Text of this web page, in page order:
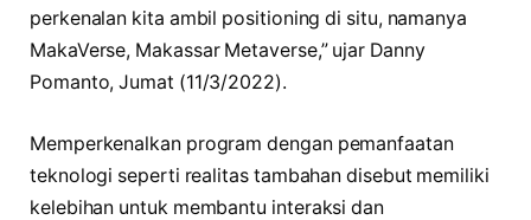
perkenalan kita ambil positioning di situ, namanya
MakaVerse, Makassar Metaverse,” ujar Danny
Pomanto, Jumat (11/3/2022).
Memperkenalkan program dengan pemanfaatan
teknologi seperti realitas tambahan disebut memiliki
kelebihan untuk membantu interaksi dan